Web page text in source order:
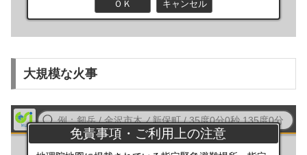
大規模な火事